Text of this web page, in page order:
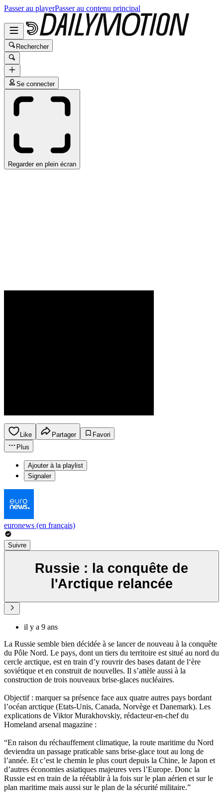
Passer au playerPasser au contenu principal
Rechercher
Se connecter
Regarder en plein écran
Like Partager
Favori
Plus
Ajouter à la playlist
Signaler
euronews (en français)
Suivre
Russie : la conquête de
l'Arctique relancée
il y a 9 ans
La Russie semble bien décidée à se lancer de nouveau à la conquête
du Pôle Nord. Le pays, dont un tiers du territoire est situé au nord du
cercle arctique, est en train d’y rouvrir des bases datant de l‘ère
soviétique et en construit de nouvelles. Il s’attèle aussi à la
construction de trois nouveaux brise-glaces nucléaires.
Objectif : marquer sa présence face aux quatre autres pays bordant
l’océan arctique (Etats-Unis, Canada, Norvège et Danemark). Les
explications de Viktor Murakhovskiy, rédacteur-en-chef du
Homeland arsenal magazine :
“En raison du réchauffement climatique, la route maritime du Nord
deviendra un passage praticable sans brise-glace tout au long de
l’année. Et c’est le chemin le plus court depuis la Chine, le Japon et
d’autres économies asiatiques majeures vers l’Europe. Donc la
Russie est en train de la réétablir à la fois sur le plan aérien et sur le
plan maritime mais aussi sur le plan de la sécurité militaire.”